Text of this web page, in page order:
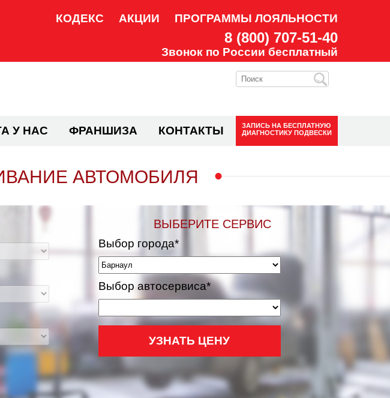
КОДЕКС АКЦИИ ПРОГРАММЫ ЛОЯЛЬНОСТИ
8 (800) 707-51-40
Звонок по России бесплатный
У НАС ФРАНШИЗА КОНТАКТЫ ЗАПИСЬ НА БЕСПЛАТНУЮ
ДИАГНОСТИКУ ПОДВЕСКИ
АВТОМОБИЛЯ
ВЫБЕРИТЕ СЕРВИС
Выбор города*
Выбор автосервиса*
УЗНАТЬ ЦЕНУ